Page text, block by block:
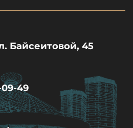
Байсеитовой, 45
49